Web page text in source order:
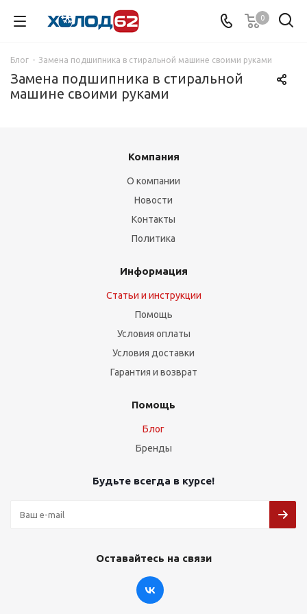
0
Блог - Замена подшипника в стиральной машине своими руками
Замена подшипника в стиральной
машине своими руками
Компания
О компании
Новости
Контакты
Политика
Информация
Статьи и инструкции
Помощь
Условия оплаты
Условия доставки
Гарантия и возврат
Помощь
Блог
Бренды
Будьте всегда в курсе!
Оставайтесь на связи